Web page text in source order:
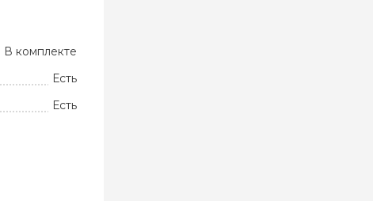
В комплекте
Есть
Есть